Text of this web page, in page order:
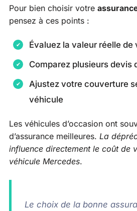
Pour bien choisir votre
pensez à ces points :
Évaluez la valeur réelle
Comparez plusieurs devis
Ajustez votre couverture
véhicule
Les véhicules d’occasion ont
d’assurance meilleures. La
influence directement le coût de
véhicule Mercedes.
Le choix de la bonne